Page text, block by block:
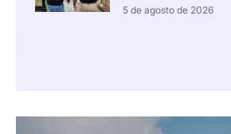
5 de agosto de 2026